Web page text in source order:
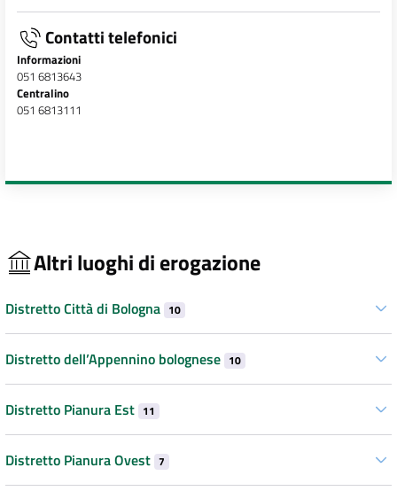
Contatti telefonici
Informazioni
051 6813643
Centralino
051 6813111
Altri luoghi di erogazione
Distretto Città di Bologna 10
Distretto dell’Appennino bolognese 10
Distretto Pianura Est 11
Distretto Pianura Ovest 7